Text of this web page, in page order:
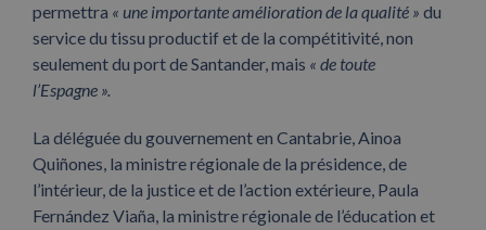
permettra « une importante amélioration de la qualité » du
service du tissu productif et de la compétitivité, non
seulement du port de Santander, mais « de toute
l’Espagne ».
La déléguée du gouvernement en Cantabrie, Ainoa
Quiñones, la ministre régionale de la présidence, de
l’intérieur, de la justice et de l’action extérieure, Paula
Fernández Viaña, la ministre régionale de l’éducation et